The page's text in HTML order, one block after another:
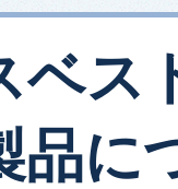
ベス
品に